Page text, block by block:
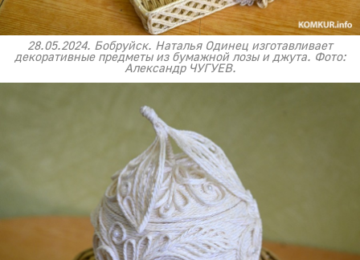
28.05.2024. Бобруйск. Наталья Одинец изготавливает
декоративные предметы из бумажной лозы и джута. Фото:
Александр ЧУГУЕВ.